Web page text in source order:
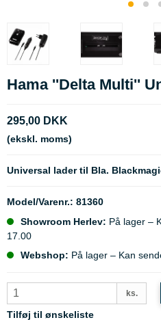
Hama ''Delta Multi''
295,00 DKK
(ekskl. moms)
Universal lader til Bla.
Model/Varenr.: 81360
Showroom Herlev: På lager –
17.00
Webshop: På lager – Kan
ks.
Tilføj til ønskeliste